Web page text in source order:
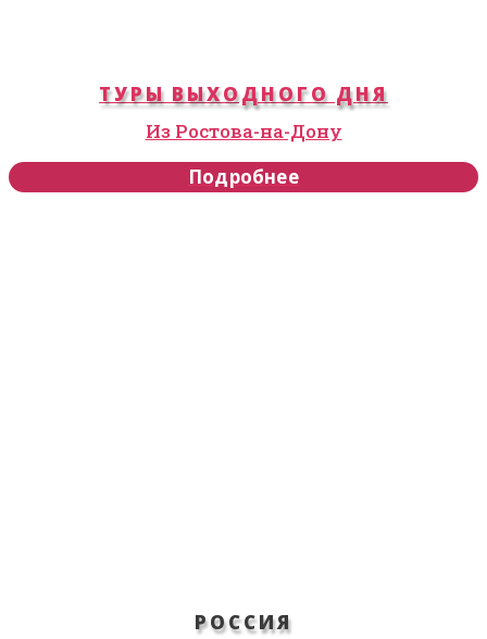
ТУРЫ ВЫХОДНОГО ДНЯ
Из Ростова-на-Дону
Подробнее
РОССИЯ